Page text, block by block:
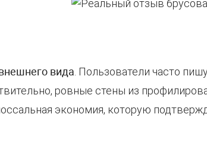
вида. Пользователи часто
ровные стены из
экономия, которую